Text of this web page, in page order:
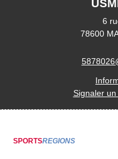
6
78600
Signaler
SPORTSREGIONS